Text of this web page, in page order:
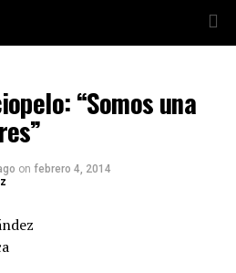
“Somos una
on febrero 4, 2014